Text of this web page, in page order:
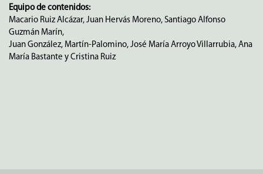
Equipo de contenidos:
Macario Ruiz Alcázar, Juan Hervás Moreno, Santiago Alfonso
Guzmán Marín,
Juan González, Martín-Palomino, José María Arroyo Villarrubia, Ana
María Bastante y Cristina Ruiz